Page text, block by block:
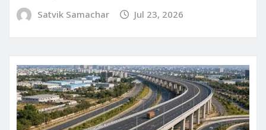
Satvik Samachar Jul 23, 2026